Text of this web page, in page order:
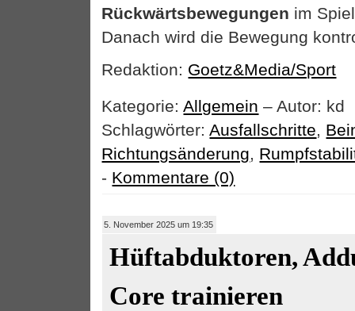
Rückwärtsbewegungen im
Danach wird die Bewegung
Redaktion: Goetz&Media/Sport
Kategorie:Allgemein – Autor: kd
Schlagwörter:Ausfallschritte,
Richtungsänderung,
- Kommentare (0)
5. November 2025 um 19:35
Hüftabduktoren,
Core trainieren